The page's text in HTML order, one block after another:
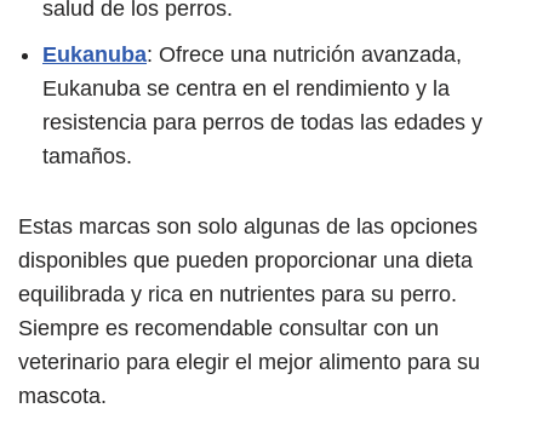
salud de los perros.
Eukanuba: Ofrece una nutrición avanzada,
Eukanuba se centra en el rendimiento y la
resistencia para perros de todas las edades y
tamaños.
Estas marcas son solo algunas de las opciones
disponibles que pueden proporcionar una dieta
equilibrada y rica en nutrientes para su perro.
Siempre es recomendable consultar con un
veterinario para elegir el mejor alimento para su
mascota.